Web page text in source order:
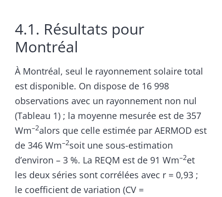
4.1. Résultats pour
Montréal
À Montréal, seul le rayonnement solaire total
est disponible. On dispose de 16 998
observations avec un rayonnement non nul
(Tableau 1) ; la moyenne mesurée est de 357
Wm–2alors que celle estimée par AERMOD est
de 346 Wm–2soit une sous-estimation
d’environ – 3 %. La REQM est de 91 Wm–2et
les deux séries sont corrélées avec r = 0,93 ;
le coefficient de variation (CV =